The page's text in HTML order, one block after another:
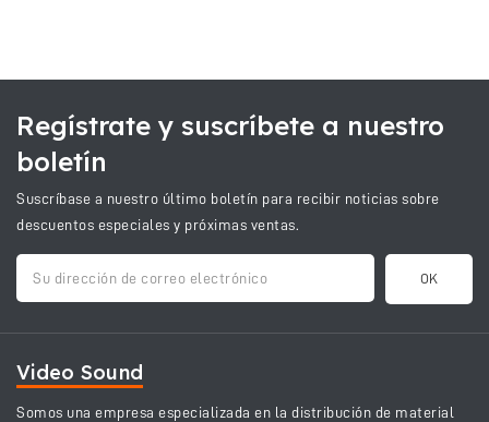
ElKit Avanzado de Jaula Tilta para Sony FX6 - V-Mount (ES-T20-B-
V)es una inversión completa para profesionales que buscan
Sony FX6 en cualquier entorno de producción.
Regístrate y suscríbete a nuestro
boletín
Suscríbase a nuestro último boletín para recibir noticias sobre
descuentos especiales y próximas ventas.
Video Sound
Somos una empresa especializada en la distribución de material